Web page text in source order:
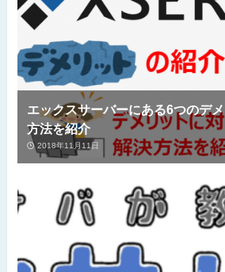
エックスサーバーにある6つのデ
方法を紹介
2018年11月11日